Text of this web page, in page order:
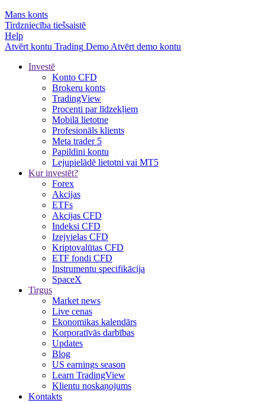
Mans konts
Tirdzniecība tiešsaistē
Help
Atvērt kontu Trading Demo Atvērt demo kontu
Investē
Konto CFD
Brokeru konts
TradingView
Procenti par līdzekļiem
Mobilā lietotne
Profesionāls klients
Meta trader 5
Papildini kontu
Lejupielādē lietotni vai MT5
Kur investēt?
Forex
Akcijas
ETFs
Akcijas CFD
Indeksi CFD
Izejvielas CFD
Kriptovalūtas CFD
ETF fondi CFD
Instrumentu specifikācija
SpaceX
Tirgus
Market news
Live cenas
Ekonomikas kalendārs
Korporatīvās darbības
Updates
Blog
US earnings season
Learn TradingView
Klientu noskaņojums
Kontakts